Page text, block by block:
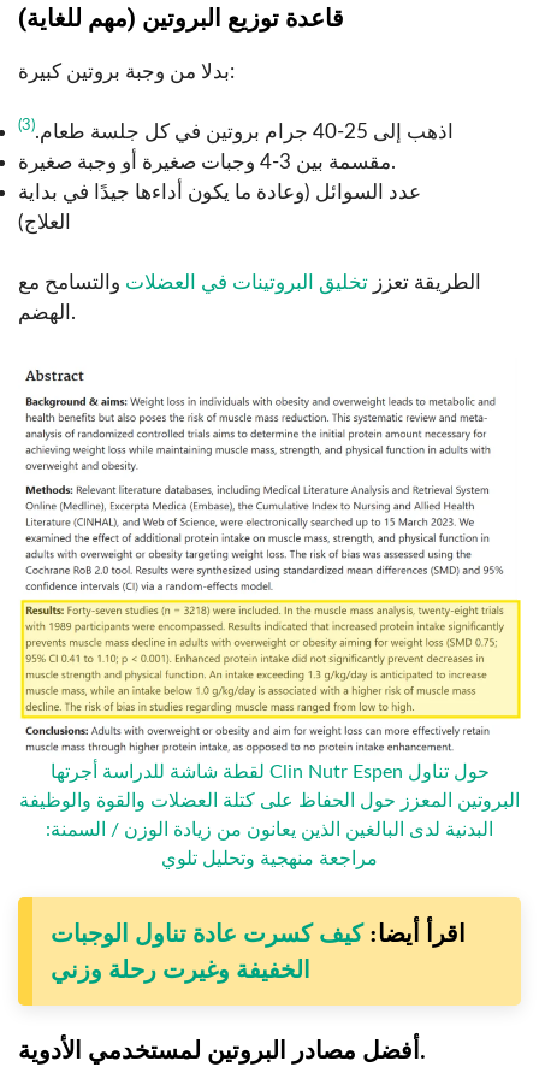
قاعدة توزيع البروتين (مهم للغاية)
بدلا من وجبة بروتين كبيرة:
اذهب إلى 25-40 جرام بروتين في كل جلسة طعام. (3)
مقسمة بين 3-4 وجبات صغيرة أو وجبة صغيرة.
عدد السوائل (وعادة ما يكون أداءها جيدًا في بداية
العلاج)
الطريقة تعزز تخليق البروتينات في العضلات والتسامح مع
الهضم.
لقطة شاشة للدراسة أجرتها Clin Nutr Espen حول تناول
البروتين المعزز حول الحفاظ على كتلة العضلات والقوة والوظيفة
البدنية لدى البالغين الذين يعانون من زيادة الوزن / السمنة:
مراجعة منهجية وتحليل تلوي
اقرأ أيضا:كيف كسرت عادة تناول الوجبات
الخفيفة وغيرت رحلة وزني
أفضل مصادر البروتين لمستخدمي الأدوية.